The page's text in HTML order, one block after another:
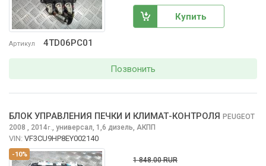
Артикул 4TD06PC01
Купить
Позвонить
-10%
БЛОК УПРАВЛЕНИЯ ПЕЧКИ И КЛИМАТ-КОНТРОЛЯ PEUGEOT
2008 , 2014г., универсал, 1,6 дизель, АКПП
VIN: VF3CU9HP8EY002140
1 848.00 RUR